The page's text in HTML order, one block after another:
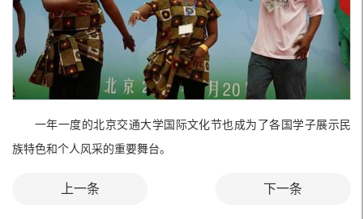
一年一度的北京交通大学国际文化节也成为了各国学子展示民
族特色和个人风采的重要舞台。
上一条 下一条